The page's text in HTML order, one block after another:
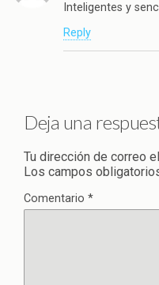
Inteligentes y
Reply
Deja una
Tu dirección de correo
Los campos
Comentario *